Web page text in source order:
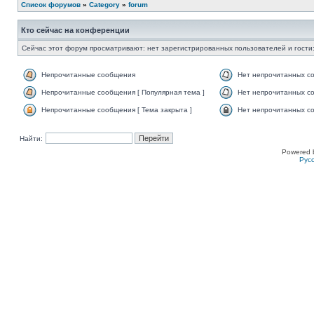
Список форумов » Category » forum
Кто сейчас на конференции
Сейчас этот форум просматривают: нет зарегистрированных пользователей и
Непрочитанные сообщения Нет непрочитанных
Непрочитанные сообщения [ Популярная тема ] Нет непрочитанных
Непрочитанные сообщения [ Тема закрыта ] Нет непрочитанных
Найти:
Powered